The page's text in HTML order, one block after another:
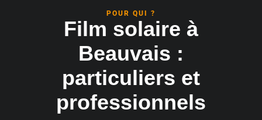
POUR QUI ?
Film solaire à
Beauvais :
particuliers et
professionnels